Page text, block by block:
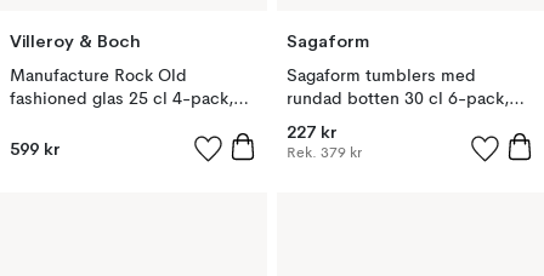
Villeroy & Boch
Manufacture Rock Old
fashioned glas 25 cl 4-pack,
599 kr
Sagaform
Sagaform tumblers med
rundad botten 30 cl 6-pack,
Amber
227 kr
Rek. 379 kr